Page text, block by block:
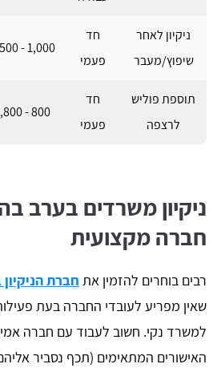
ניקיון לאחר
שיפוץ/מעבר
חד
פעמי
1,000 - 2,500
תוספת פוליש
לרצפה
חד
פעמי
800 - 1,800
ניקיון משרדים בערב
חברה מקצועית
רבים בוחרים להזמין את חברת
שאין מפריע לעובדי החברה בעת
למשרד נקי. חשוב לעבוד עם חברה
האישורים המתאימים (תכף נסביר